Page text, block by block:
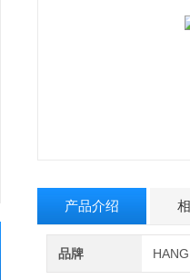
产品介绍
品牌